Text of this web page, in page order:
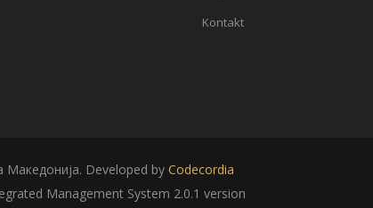
Kontakt
Македонија. Developed by Codecordia
Management System 2.0.1 version